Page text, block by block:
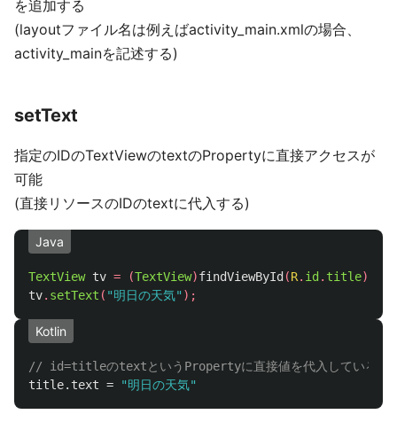
を追加する
(layoutファイル名は例えばactivity_main.xmlの場合、
activity_mainを記述する)
setText
指定のIDのTextViewのtextのPropertyに直接アクセスが
可能
(直接リソースのIDのtextに代入する)
Java
TextView tv = (TextView)findViewById (R. id . title);
tv. setText ( "明日の天気" );
Kotlin
// id=titleのtextというPropertyに直接値を代入している
title. text = "明日の天気"